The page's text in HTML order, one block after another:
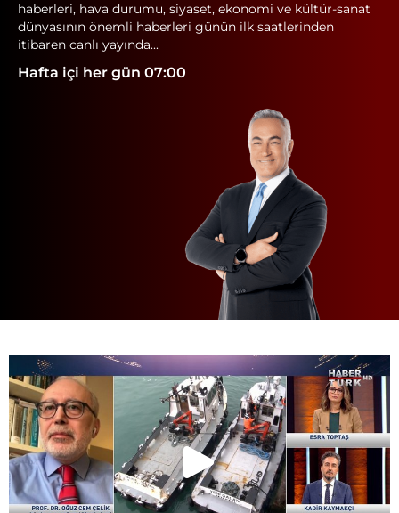
haberleri, hava durumu, siyaset, ekonomi ve kültür-sanat
dünyasının önemli haberleri günün ilk saatlerinden
itibaren canlı yayında...
Hafta içi her gün 07:00